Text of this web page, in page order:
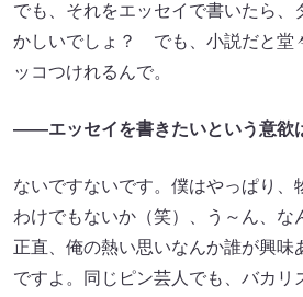
でも、それをエッセイで書いたら、
かしいでしょ？ でも、小説だと堂
ッコつけれるんで。
――エッセイを書きたいという意欲
ないですないです。僕はやっぱり
わけでもないか（笑）、う～ん、な
正直、俺の熱い思いなんか誰が興味
ですよ。同じピン芸人でも、バカリ